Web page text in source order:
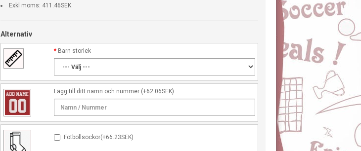
Exkl moms: 411.46SEK
Alternativ
Barn storlek
Lägg till ditt namn och nummer (+62.06SEK)
Fotbollsockor(+66.23SEK)